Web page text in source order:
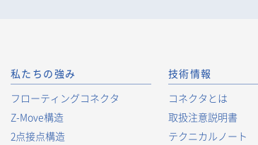
私たちの強み
フローティングコネクタ
Z-Move構造
2点接点構造
技術情報
コネクタとは
取扱注意説明書
テクニカルノート